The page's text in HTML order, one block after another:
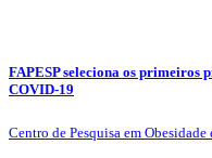
FAPESP seleciona os primeiros
COVID-19
Centro de Pesquisa em